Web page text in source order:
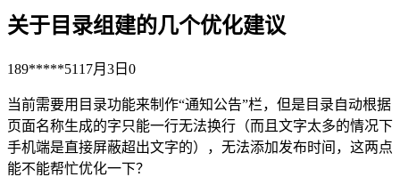
关于目录组建的几个优化建议
189*****511 7月3日 0
当前需要用目录功能来制作“通知公告”栏，但是目录自动根据
页面名称生成的字只能一行无法换行（而且文字太多的情况下
手机端是直接屏蔽超出文字的），无法添加发布时间，这两点
能不能帮忙优化一下？